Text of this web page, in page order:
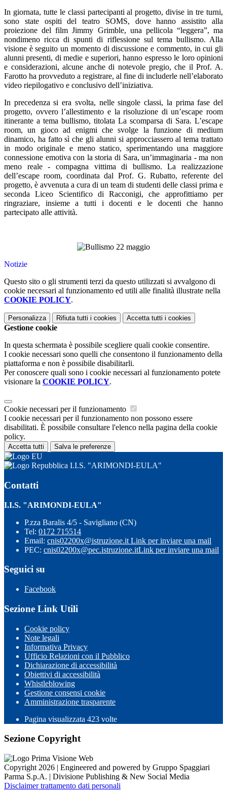
In giornata, tutte le classi partecipanti al progetto, divise in tre turni,
sono state ospiti del teatro SOMS, dove hanno assistito alla
proiezione del filmJimmy Grimble, una pellicola “leggera”, ma
nondimeno ricca di spunti di riflessione sul tema bullismo. Alla
visione è seguito un momento di discussione e commento, in cui gli
alunni presenti, di medie e superiori, hanno espresso le loro opinioni
e considerazioni, alcune anche di notevole pregio, che il Prof. A.
Farotto ha provveduto a registrare, al fine di includerle nell’elaborato
video riepilogativo e conclusivo dell’iniziativa.
In precedenza si era svolta, nelle singole classi, la prima fase del
progetto, ovvero l’allestimento e la risoluzione di un’escape room
itinerante a tema bullismo, titolata La scomparsa di Sara. L’escape
room, un gioco ad enigmi che svolge la funzione di medium
dinamico, ha fatto sì che gli alunni si approcciassero al tema trattato
in modo originale e meno statico, sperimentando una maggiore
connessione emotiva con la storia di Sara, un’immaginaria - ma non
meno reale - compagna vittima di bullismo. La realizzazione
dell’escape room, coordinata dal Prof. G. Rubatto, referente del
progetto, è avvenuta a cura di un team di studenti delle classi prima e
seconda Liceo Scientifico di Racconigi, che approfittiamo per
ringraziare, insieme a tutti i docenti e le docenti che hanno
partecipato alle attività.
Notizie
Questo sito o gli strumenti terzi da questo utilizzati si avvalgono di
cookie necessari al funzionamento ed utili alle finalità illustrate nella
COOKIE POLICY.
Personalizza Rifiuta tutti i cookies Accetta tutti i cookies
Gestione cookie
In questa schermata è possibile scegliere quali cookie consentire.
I cookie necessari sono quelli che consentono il funzionamento della
piattaforma e non è possibile disabilitarli.
Per conoscere quali sono i cookie necessari al funzionamento potete
visionare la COOKIE POLICY.
Cookie necessari per il funzionamento
I cookie necessari per il funzionamento non possono essere
disabilitati. È possibile consultare l'elenco nella pagina della cookie
policy.
Accetta tutti Salva le preferenze
I.I.S. "ARIMONDI-EULA"
Contatti
I.I.S. "ARIMONDI-EULA"
P.zza Baralis 4/5 - Savigliano (CN)
Tel: 0172 715514
Email: cnis02200x@istruzione.it Link per inviare una mail
PEC: cnis02200x@pec.istruzione.itLink per inviare una mail
Seguici su
Facebook
Sezione Link Utili
Cookie policy
Note legali
Informativa Privacy
Ufficio Relazioni con il Pubblico
Dichiarazione di accessibilità
Obiettivi di accessibilità
Whistleblowing
Gestione consensi cookie
Amministrazione trasparente
Pagina visualizzata 423 volte
Sezione Copyright
Copyright 2026 | Engineered and powered by Gruppo Spaggiari
Parma S.p.A. | Divisione Publishing & New Social Media
Disclaimer trattamento dati personali